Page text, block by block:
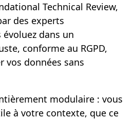
Technical Review,
des experts
dans un
conforme au RGPD,
vos données sans
modulaire : vous
à votre contexte, que ce